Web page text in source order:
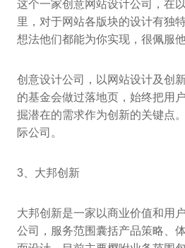
这个一家创意网站设计公司，在
里，对于网站各版块的设计有独
想法他们都能为你实现，很佩服他
创意设计公司，以网站设计及创
的基金会做过落地页，始终把用
掘潜在的需求作为创新的关键点
际公司。
3、大邦创新
大邦创新是一家以商业价值和用
公司，服务范围囊括产品策略、